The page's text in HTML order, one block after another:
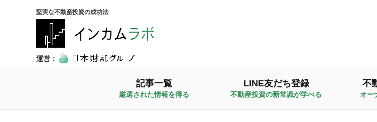
堅実な不動産投資の成功法
運営：
記事一覧
厳選された情報を得る
LINE友だち登録
不動産投資の新常識が学べる
不
オー